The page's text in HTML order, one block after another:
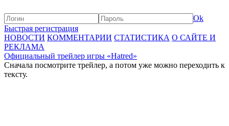
Ok
Быстрая регистрация
НОВОСТИ КОММЕНТАРИИ СТАТИСТИКА О САЙТЕ И
РЕКЛАМА
Официальный трейлер игры «Hatred»
Сначала посмотрите трейлер, а потом уже можно переходить к
тексту.